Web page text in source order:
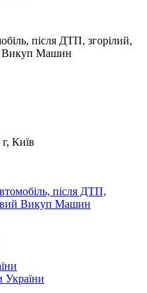
після ДТП, згорілий,
Викуп Машин
Київ
України